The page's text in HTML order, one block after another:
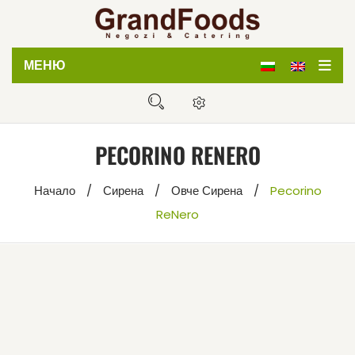
МЕНЮ
Дистрибуция
PECORINO RENERO
Начало / Сирена / Овче Сирена /
Pecorino
ReNero